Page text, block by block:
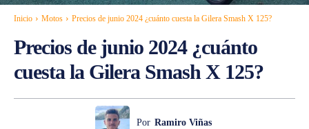
Inicio Motos Precios de junio 2024 ¿cuánto cuesta la Gilera Smash X 125?
Precios de junio 2024 ¿cuánto
cuesta la Gilera Smash X 125?
Por Ramiro Viñas